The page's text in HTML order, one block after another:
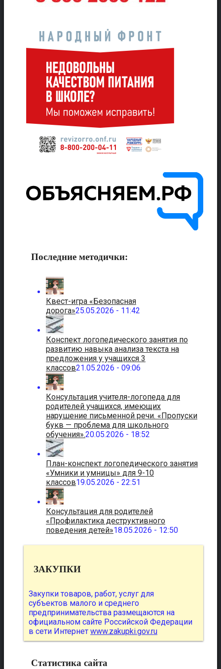
Последние методички:
Квест-игра «Безопасная
дорога»25.05.2026 - 11:42
Конспект логопедического занятия по
развитию навыка анализа текста на
предложения у учащихся 3
классов21.05.2026 - 09:06
Консультация учителя-логопеда для
родителей учащихся, имеющих
нарушение письменной речи. «Пропуски
букв — проблема для школьного
обучения».20.05.2026 - 18:52
План-конспект логопедического занятия
«Умники и умницы» для 9-10
классов19.05.2026 - 22:51
Консультация для родителей
«Профилактика деструктивного
поведения детей»18.05.2026 - 12:50
ЗАКУПКИ
Закупки товаров, работ, услуг для
субъектов малого и среднего
предпринимательства размещаются на
официальном сайте Российской Федерации
в сети Интернет www.zakupki.gov.ru
Статистика сайта